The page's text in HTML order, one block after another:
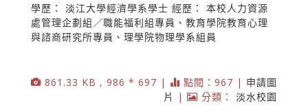
學歷： 淡江大學經濟學系學士 經歷： 本校人力資源
處管理企劃組／職能福利組專員、教育學院教育心理
與諮商研究所專員、理學院物理學系組員
861.33 KB , 986 * 697 | 點閱：967 | 申請圖
片
| 分類： 淡水校園